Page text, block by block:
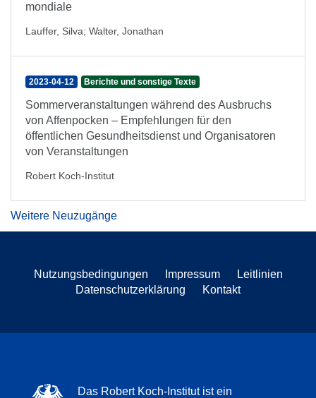
mondiale
Lauffer, Silva; Walter, Jonathan
2023-04-12 Berichte und sonstige Texte
Sommerveranstaltungen während des Ausbruchs
von Affenpocken – Empfehlungen für den
öffentlichen Gesundheitsdienst und Organisatoren
von Veranstaltungen
Robert Koch-Institut
Weitere Neuzugänge
Nutzungsbedingungen Impressum
Leitlinien
Datenschutzerklärung
Kontakt
Das Robert Koch-Institut ist ein